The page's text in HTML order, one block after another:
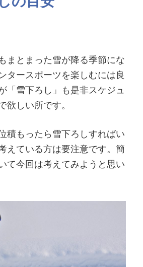
まとまった雪が降る季節にな
タースポーツを楽しむには良
「雪下ろし」も是非スケジュ
欲しい所です。
積もったら雪下ろしすればい
えている方は要注意です。簡
て今回は考えてみようと思い